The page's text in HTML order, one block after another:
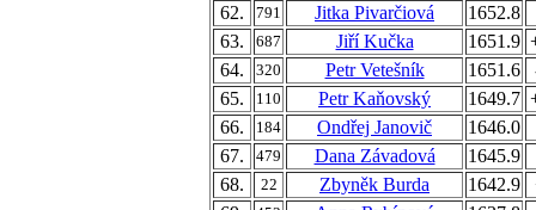
62.
791 Jitka Pivarčiová
1652.8
63.
687 Jiří Kučka 1651.9
64.
320 Petr Vetešník 1651.6
65.
110 Petr Kaňovský 1649.7
66.
184 Ondřej Janovič
1646.0
67.
479 Dana Závadová
1645.9
68.
22 Zbyněk Burda 1642.9